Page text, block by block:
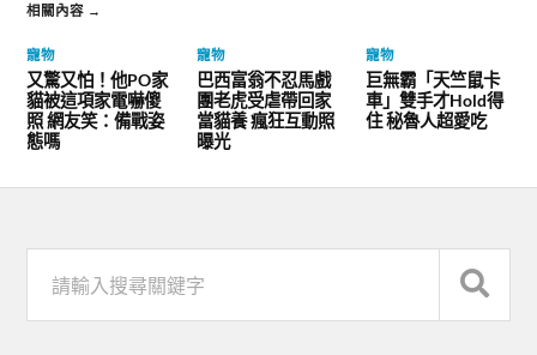
相關內容 →
寵物
又驚又怕！他PO家
貓被這項家電嚇傻
照 網友笑：備戰姿
態嗎
寵物
巴西富翁不忍馬戲
團老虎受虐帶回家
當貓養 瘋狂互動照
曝光
寵物
巨無霸「天竺鼠卡
車」雙手才Hold得
住 秘魯人超愛吃